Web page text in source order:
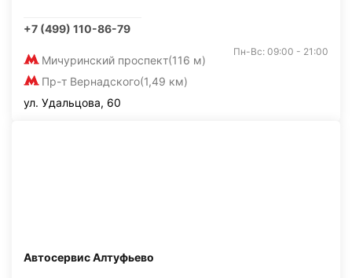
+7 (499) 110-86-79
Мичуринский проспект(116 м)
Пр-т Вернадского(1,49 км)
Пн-Вс: 09:00 - 21:00
ул. Удальцова, 60
Автосервис Алтуфьево